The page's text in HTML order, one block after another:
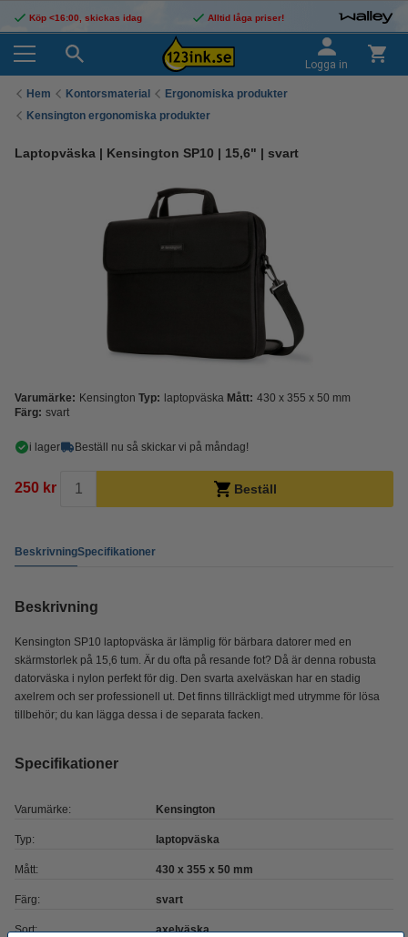
Köp <16:00, skickas idag Alltid låga priser!
Logga in
Hem Kontorsmaterial
Ergonomiska produkter
Kensington ergonomiska produkter
Laptopväska | Kensington SP10 | 15,6" | svart
Varumärke: Kensington Typ: laptopväska Mått: 430 x 355 x 50 mm
Färg: svart
i lager Beställ nu så skickar vi på måndag!
250 kr Beställ
BeskrivningSpecifikationer
Beskrivning
Kensington SP10 laptopväska är lämplig för bärbara datorer med en
skärmstorlek på 15,6 tum. Är du ofta på resande fot? Då är denna robusta
datorväska i nylon perfekt för dig. Den svarta axelväskan har en stadig
axelrem och ser professionell ut. Det finns tillräckligt med utrymme för lösa
tillbehör; du kan lägga dessa i de separata facken.
Specifikationer
Varumärke: Kensington
Typ: laptopväska
Mått: 430 x 355 x 50 mm
Färg: svart
Sort: axelväska